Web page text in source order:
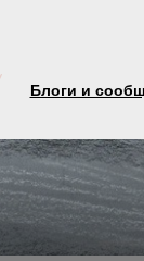
Блоги и